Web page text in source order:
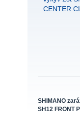
SHIMANO
SH12 FRONT